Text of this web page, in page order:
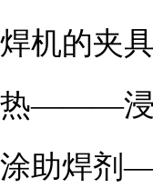
机的夹
热———
助焊